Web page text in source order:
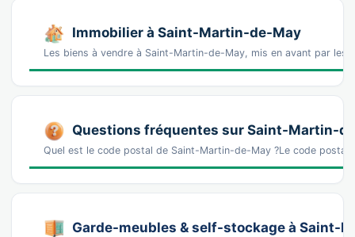
Immobilier à Saint-Martin-de-May
Les biens à vendre à Saint-Martin-de-May, mis en avant par les
Questions fréquentes sur Saint-Martin-
Quel est le code postal de Saint-Martin-de-May ?Le code
Garde-meubles & self-stockage à Saint-